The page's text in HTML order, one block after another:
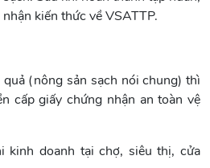
kiến thức về VSATTP.
(nông sản sạch nói chung) thì
cấp giấy chứng nhận an toàn vệ
kinh doanh tại chợ, siêu thị, cửa